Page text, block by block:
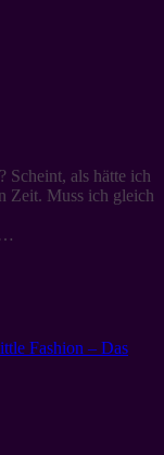
Scheint, als hätte ich
Zeit. Muss ich gleich
Fashion – Das